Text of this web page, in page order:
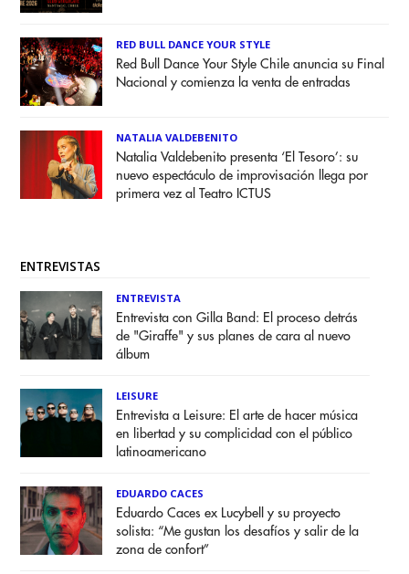
RED BULL DANCE YOUR STYLE
Red Bull Dance Your Style Chile anuncia su Final
Nacional y comienza la venta de entradas
NATALIA VALDEBENITO
Natalia Valdebenito presenta ‘El Tesoro’: su
nuevo espectáculo de improvisación llega por
primera vez al Teatro ICTUS
ENTREVISTAS
ENTREVISTA
Entrevista con Gilla Band: El proceso detrás
de "Giraffe" y sus planes de cara al nuevo
álbum
LEISURE
Entrevista a Leisure: El arte de hacer música
en libertad y su complicidad con el público
latinoamericano
EDUARDO CACES
Eduardo Caces ex Lucybell y su proyecto
solista: “Me gustan los desafíos y salir de la
zona de confort”